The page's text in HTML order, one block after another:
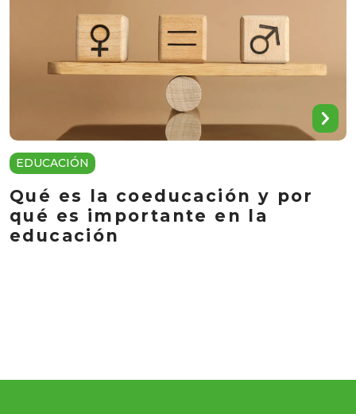
EDUCACIÓN
Qué es la coeducación y por
qué es importante en la
educación